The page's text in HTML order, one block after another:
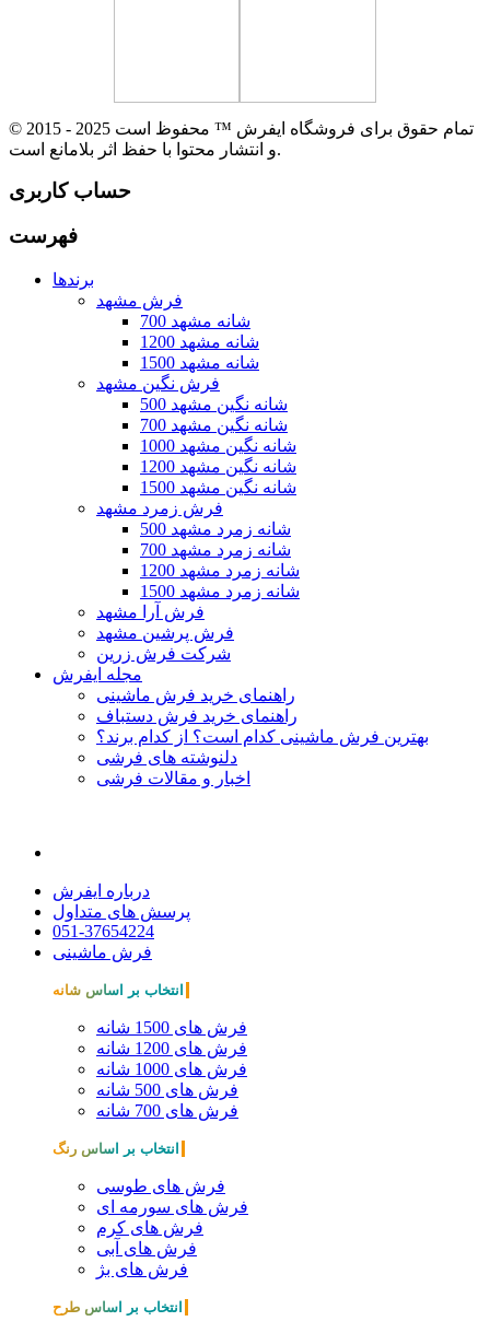
© 2015 - 2025 تمام حقوق برای فروشگاه ایفرش ™ محفوظ است
و انتشار محتوا با حفظ اثر بلامانع است.
حساب کاربری
فهرست
برندها
فرش مشهد
700 شانه مشهد
1200 شانه مشهد
1500 شانه مشهد
فرش نگین مشهد
500 شانه نگین مشهد
700 شانه نگین مشهد
1000 شانه نگین مشهد
1200 شانه نگین مشهد
1500 شانه نگین مشهد
فرش زمرد مشهد
500 شانه زمرد مشهد
700 شانه زمرد مشهد
1200 شانه زمرد مشهد
1500 شانه زمرد مشهد
فرش آرا مشهد
فرش پرشین مشهد
شرکت فرش زرین
مجله ایفرش
راهنمای خرید فرش ماشینی
راهنمای خرید فرش دستباف
بهترین فرش ماشینی کدام است؟ از کدام برند؟
دلنوشته های فرشی
اخبار و مقالات فرشی
درباره ایفرش
پرسش های متداول
051-37654224
فرش ماشینی
انتخاب بر اساس شانه
فرش های 1500 شانه
فرش های 1200 شانه
فرش های 1000 شانه
فرش های 500 شانه
فرش های 700 شانه
انتخاب بر اساس رنگ
فرش های طوسی
فرش های سورمه ای
فرش های کرم
فرش های آبی
فرش های بژ
انتخاب بر اساس طرح